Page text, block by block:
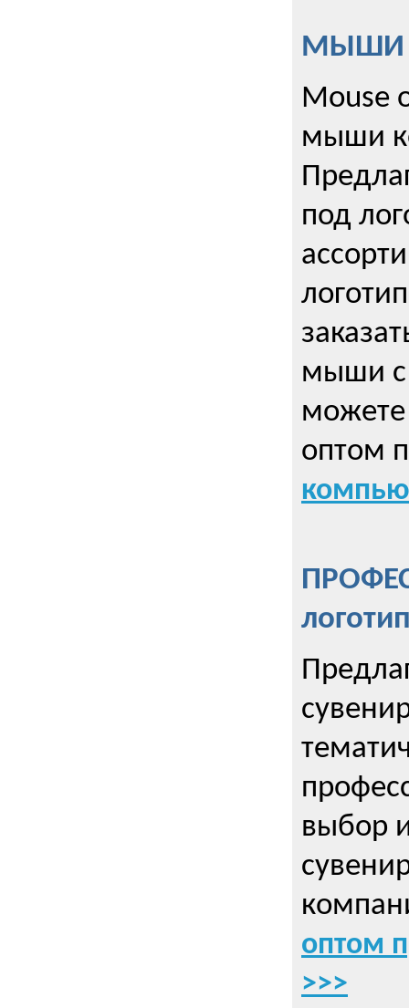
МЫШИ
Mouse
мыши
под
мыши с
можете
оптом
выбор
оптом
>>>